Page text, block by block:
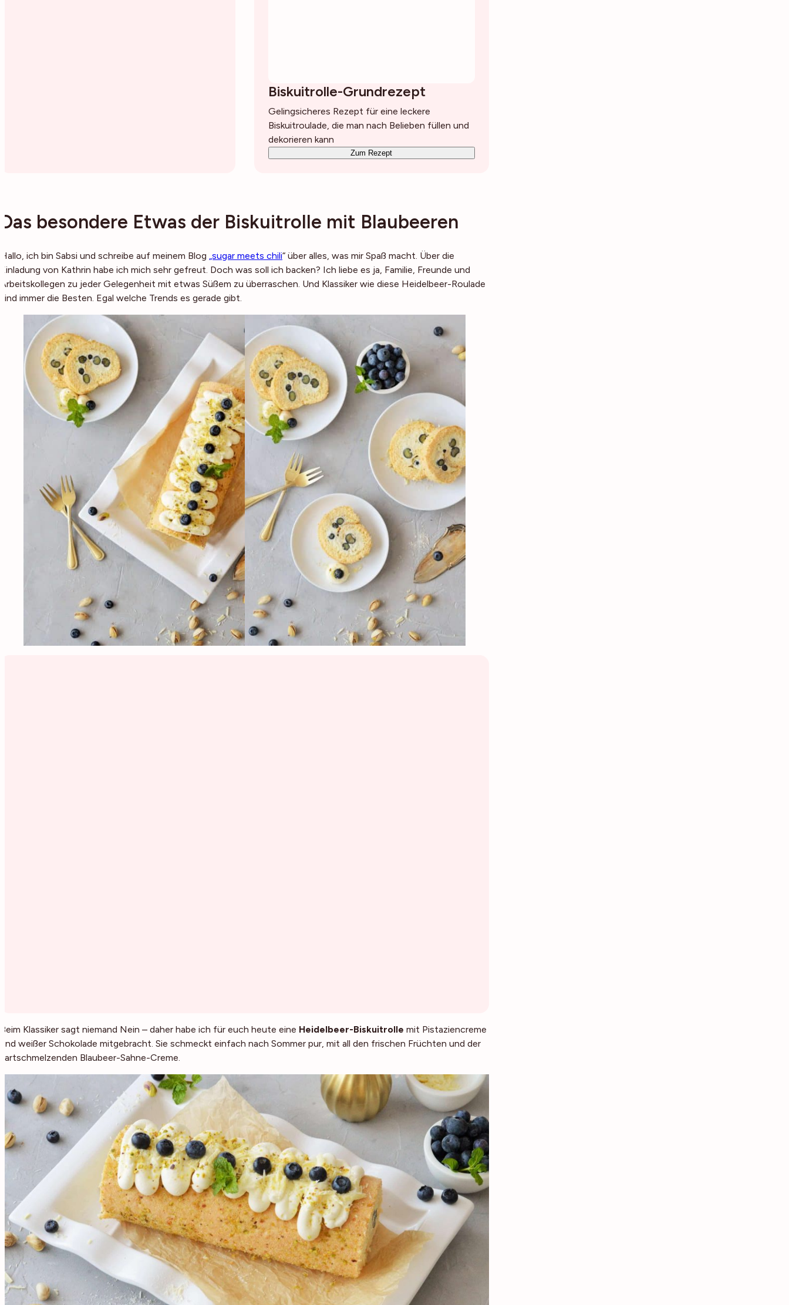
Biskuitrolle-Grundrezept
Gelingsicheres Rezept für eine leckere
Biskuitroulade, die man nach Belieben füllen und
dekorieren kann
Zum Rezept
Das besondere Etwas der Biskuitrolle mit Blaubeeren
Hallo, ich bin Sabsi und schreibe auf meinem Blog „sugar meets chili“ über alles, was mir Spaß macht. Über die
Einladung von Kathrin habe ich mich sehr gefreut. Doch was soll ich backen? Ich liebe es ja, Familie, Freunde und
Arbeitskollegen zu jeder Gelegenheit mit etwas Süßem zu überraschen. Und Klassiker wie diese Heidelbeer-Roulade
sind immer die Besten. Egal welche Trends es gerade gibt.
Beim Klassiker sagt niemand Nein – daher habe ich für euch heute eine Heidelbeer-Biskuitrolle mit Pistaziencreme
und weißer Schokolade mitgebracht. Sie schmeckt einfach nach Sommer pur, mit all den frischen Früchten und der
zartschmelzenden Blaubeer-Sahne-Creme.